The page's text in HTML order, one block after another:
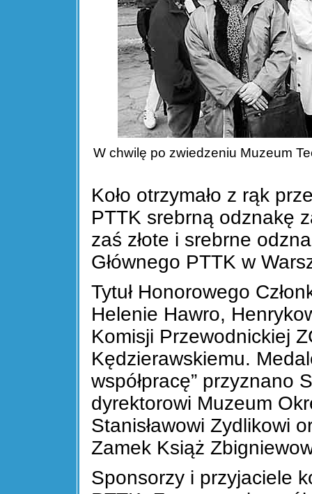
W chwilę po zwiedzeniu Muzeum
Koło otrzymało z rąk
PTTK srebrną odznakę
zaś złote i srebrne
Głównego PTTK w
Tytuł Honorowego
Helenie Hawro,
Komisji Przewodnickiej
Kędzierawskiemu.
współpracę” przyznano
dyrektorowi Muzeum
Stanisławowi Zydlikowi
Zamek Książ
Sponsorzy i przyjaciele